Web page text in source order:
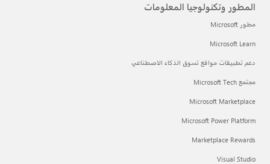
المطور وتكنولوجيا المعلومات
مطور Microsoft
Microsoft Learn
دعم تطبيقات مواقع تسوق الذكاء الاصطناعي
مجتمع Microsoft Tech
Microsoft Marketplace
Microsoft Power Platform
Marketplace Rewards
Visual Studio